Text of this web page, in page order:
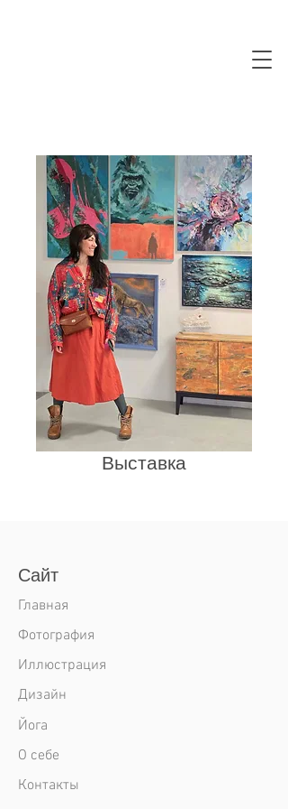
Выставка
Сайт
Главная
Фотография
Иллюстрация
Дизайн
Йога
О себе
Контакты